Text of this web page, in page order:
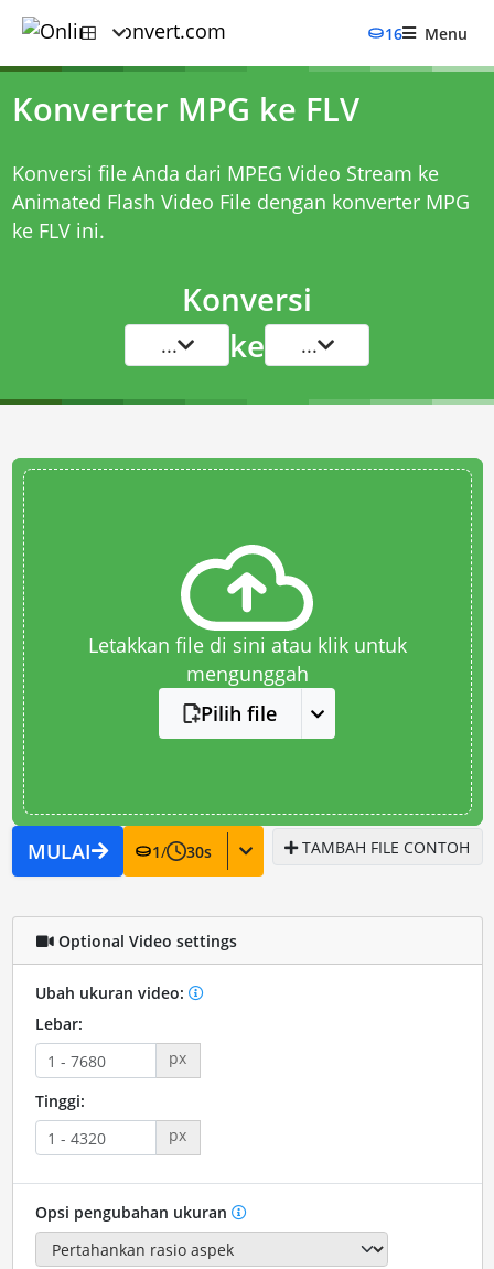
16 Menu
Konverter MPG ke FLV
Konversi file Anda dari MPEG Video Stream ke
Animated Flash Video File dengan konverter MPG
ke FLVini.
Konversi
... ke ...
Letakkan file di sini atau klik untuk
mengunggah
Pilih file
MULAI 1/ 30s TAMBAH FILE CONTOH
Optional Video settings
Ubah ukuran video:
Lebar:
px
Tinggi:
px
Opsi pengubahan ukuran